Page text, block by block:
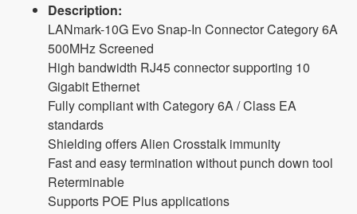
Description:
LANmark-10G Evo Snap-In Connector Category 6A
500MHz Screened
High bandwidth RJ45 connector supporting 10
Gigabit Ethernet
Fully compliant with Category 6A / Class EA
standards
Shielding offers Alien Crosstalk immunity
Fast and easy termination without punch down tool
Reterminable
Supports POE Plus applications